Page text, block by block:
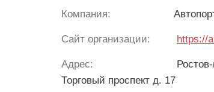
Компания:
Сайт организации: https://
Адрес:
Торговый проспект д. 17